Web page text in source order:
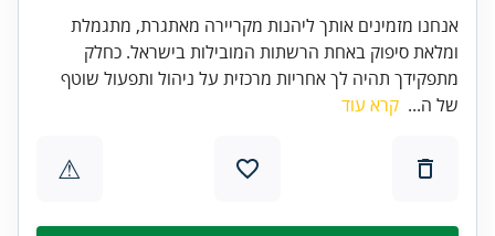
אנחנו מזמינים אותך ליהנות מקריירה מאתגרת, מתגמלת
ומלאת סיפוק באחת הרשתות המובילות בישראל. כחלק
מתפקידך תהיה לך אחריות מרכזית על ניהול ותפעול שוטף
של ה... קרא עוד
⚠